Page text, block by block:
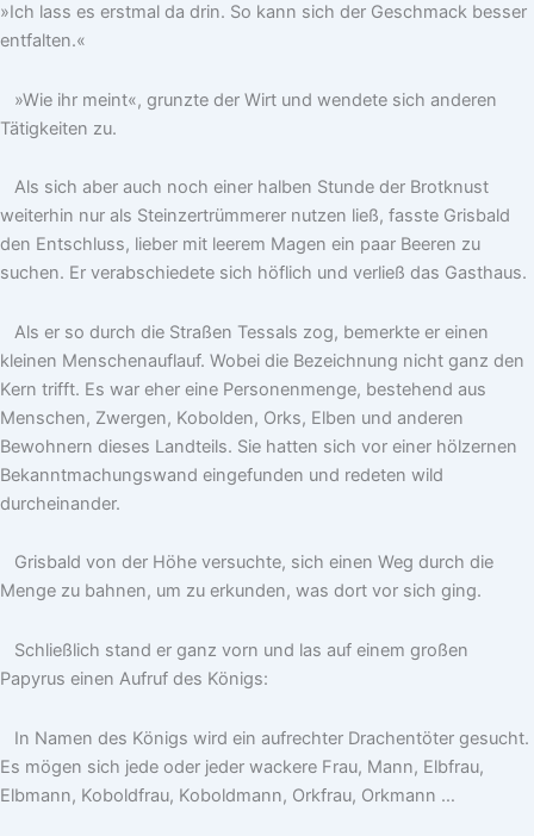
»Ich lass es erstmal da drin. So kann sich der Geschmack besser
entfalten.«
»Wie ihr meint«, grunzte der Wirt und wendete sich anderen
Tätigkeiten zu.
Als sich aber auch noch einer halben Stunde der Brotknust
weiterhin nur als Steinzertrümmerer nutzen ließ, fasste Grisbald
den Entschluss, lieber mit leerem Magen ein paar Beeren zu
suchen. Er verabschiedete sich höflich und verließ das Gasthaus.
Als er so durch die Straßen Tessals zog, bemerkte er einen
kleinen Menschenauflauf. Wobei die Bezeichnung nicht ganz den
Kern trifft. Es war eher eine Personenmenge, bestehend aus
Menschen, Zwergen, Kobolden, Orks, Elben und anderen
Bewohnern dieses Landteils. Sie hatten sich vor einer hölzernen
Bekanntmachungswand eingefunden und redeten wild
durcheinander.
Grisbald von der Höhe versuchte, sich einen Weg durch die
Menge zu bahnen, um zu erkunden, was dort vor sich ging.
Schließlich stand er ganz vorn und las auf einem großen
Papyrus einen Aufruf des Königs:
In Namen des Königs wird ein aufrechter Drachentöter gesucht.
Es mögen sich jede oder jeder wackere Frau, Mann, Elbfrau,
Elbmann, Koboldfrau, Koboldmann, Orkfrau, Orkmann …